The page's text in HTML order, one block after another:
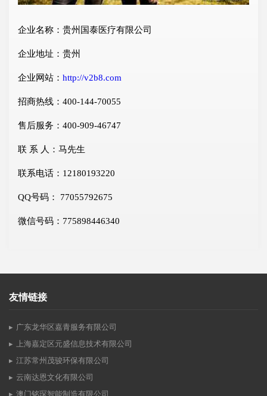
企业名称：贵州国泰医疗有限公司
企业地址：贵州
企业网站： http://v2b8.com
招商热线：400-144-70055
售后服务：400-909-46747
联 系 人：马先生
联系电话：12180193220
QQ号码： 77055792675
微信号码：775898446340
友情链接
广东龙华区嘉青服务有限公司
上海嘉定区元盛信息技术有限公司
江苏常州茂骏环保有限公司
云南达恩文化有限公司
澳门铭琛智能制造有限公司